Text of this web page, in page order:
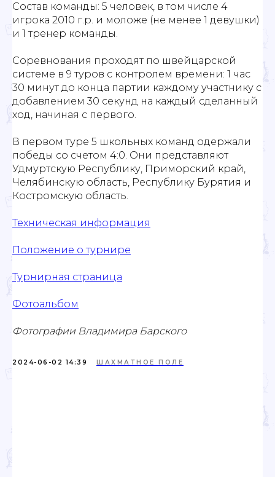
Состав команды: 5 человек, в том числе 4
игрока 2010 г.р. и моложе (не менее 1 девушки)
и 1 тренер команды.
Соревнования проходят по швейцарской
системе в 9 туров с контролем времени: 1 час
30 минут до конца партии каждому участнику с
добавлением 30 секунд на каждый сделанный
ход, начиная с первого.
В первом туре 5 школьных команд одержали
победы со счетом 4:0. Они представляют
Удмуртскую Республику, Приморский край,
Челябинскую область, Республику Бурятия и
Костромскую область.
Техническая информация
Положение о турнире
Турнирная страница
Фотоальбом
Фотографии Владимира Барского
2024-06-02 14:39 ШАХМАТНОЕ ПОЛЕ